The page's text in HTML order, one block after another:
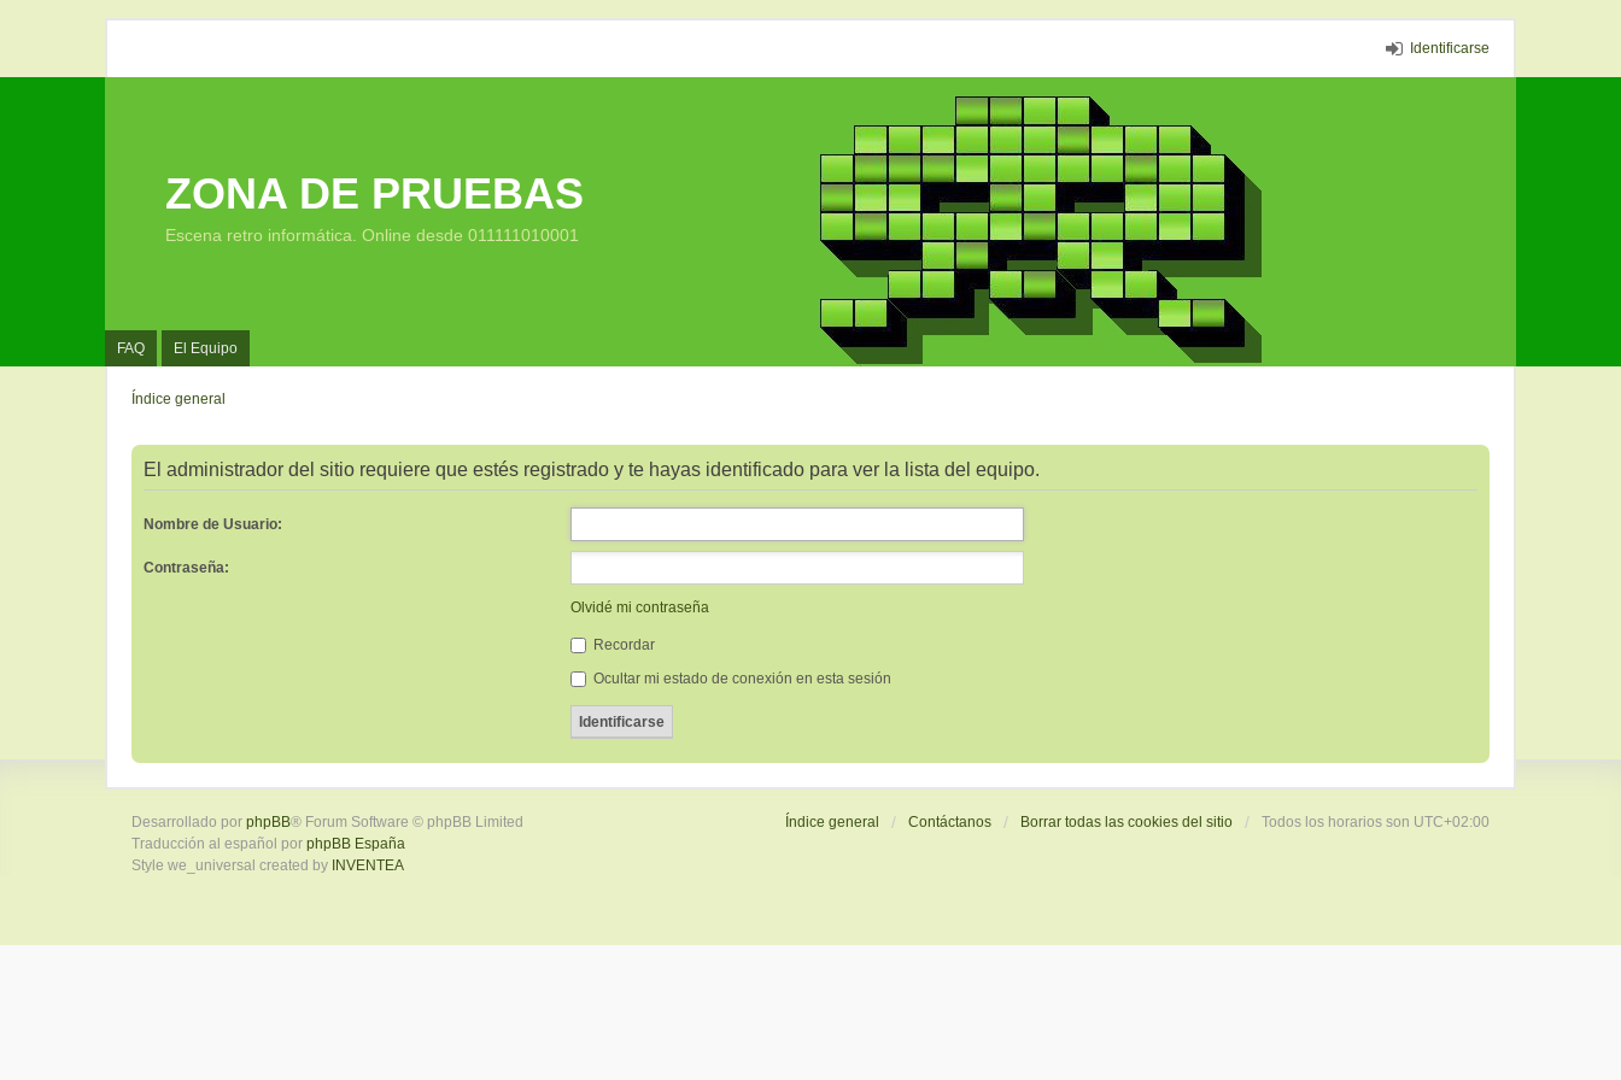
Identificarse
FAQ El Equipo
ZONA DE PRUEBAS
Escena retro informática. Online desde 011111010001
Índice general
El administrador del sitio requiere que estés registrado y te hayas identificado para ver la lista del equipo.
Nombre de Usuario:
Contraseña:
Olvidé mi contraseña
Recordar
Ocultar mi estado de conexión en esta sesión
Índice general Contáctanos Borrar todas las cookies del sitio Todos los horarios son UTC+02:00
Desarrollado por phpBB® Forum Software © phpBB Limited
Traducción al español por phpBB España
Style we_universal created by INVENTEA